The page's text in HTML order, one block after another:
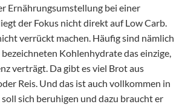
Ernährungsumstellung bei einer
der Fokus nicht direkt auf Low Carb.
verrückt machen. Häufig sind nämlich
Kohlenhydrate das einzige,
verträgt. Da gibt es viel Brot aus
Reis. Und das ist auch vollkommen in
sich beruhigen und dazu braucht er